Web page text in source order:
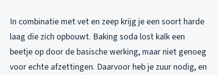
In combinatie met vet en zeep krijg je een soort harde
laag die zich opbouwt. Baking soda lost kalk een
beetje op door de basische werking, maar niet genoeg
voor echte afzettingen. Daarvoor heb je zuur nodig, en